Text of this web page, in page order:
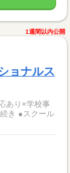
1週間以内公開
ョナルス
あり×学校事
き ●スクール